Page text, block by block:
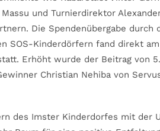
und Turnierdirektor
Die Spendenübergabe
SOS-Kinderdörfern fand direkt
Erhöht wurde der Beitrag von
Christian Nehiba von
des Imster Kinderdorfes mit der